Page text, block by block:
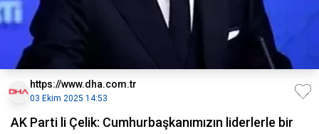
https://www.dha.com.tr
03 Ekim 2025 14:53
AK Parti li Çelik: Cumhurbaşkanımızın liderlerle bir